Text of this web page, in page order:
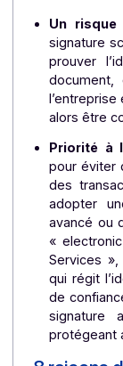
qui
remise
Un
signature
prouver
alors être
Priorité